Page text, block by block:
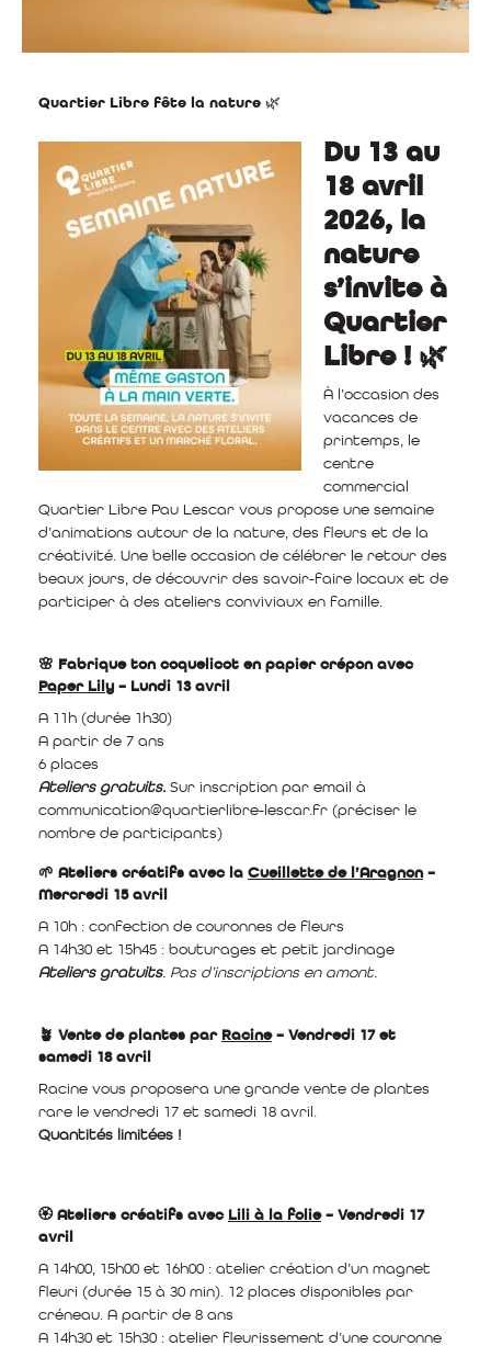
Quartier Libre fête la nature 🌿
Du 13 au
18 avril
2026, la
nature
s’invite à
Quartier
Libre ! 🌿
À l’occasion des
vacances de
printemps, le
centre
commercial
Quartier Libre Pau Lescar vous propose une semaine
d’animations autour de la nature, des fleurs et de la
créativité. Une belle occasion de célébrer le retour des
beaux jours, de découvrir des savoir-faire locaux et de
participer à des ateliers conviviaux en famille.
🌸 Fabrique ton coquelicot en papier crépon avec
Paper Lily – Lundi 13 avril
A 11h (durée 1h30)
A partir de 7 ans
6 places
Ateliers gratuits. Sur inscription par email à
communication@quartierlibre-lescar.fr (préciser le
nombre de participants)
🌱 Ateliers créatifs avec la Cueillette de l’Aragnon –
Mercredi 15 avril
A 10h : confection de couronnes de fleurs
A 14h30 et 15h45 : bouturages et petit jardinage
Ateliers gratuits. Pas d’inscriptions en amont.
🪴 Vente de plantes par Racine– Vendredi 17 et
samedi 18 avril
Racine vous proposera une grande vente de plantes
rare le vendredi 17 et samedi 18 avril.
Quantités limitées !
🏵️ Ateliers créatifs avec Lili à la folie– Vendredi 17
avril
A 14h00, 15h00 et 16h00 : atelier création d’un magnet
fleuri (durée 15 à 30 min). 12 places disponibles par
créneau. A partir de 8 ans
A 14h30 et 15h30 : atelier fleurissement d’une couronne